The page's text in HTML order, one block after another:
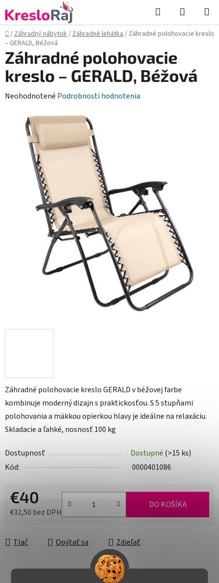
na
obsah
Hľadať
KOŠÍK
Domov
/Záhradný nábytok/Záhradné lehátka/ Záhradné polohovacie kreslo
– GERALD, Béžová
Záhradné polohovacie kreslo GERALD v béžovej farbe
kombinuje moderný dizajn s praktickosťou. S 5 stupňami
polohovania a mäkkou opierkou hlavy je ideálne na relaxáciu.
Skladacie a ľahké, nosnosť 100 kg
Dostupnosť Dostupné (>15 ks)
Kód:
0000401086
€40
€32,50 bez DPH
DO KOŠÍKA
Tlač Opýtať sa Zdieľať
Záhradné polohovacie
kreslo – GERALD, Béžová
Priemerné
produktu
hviezdičiek.
Neohodnotené Podrobnosti hodnotenia